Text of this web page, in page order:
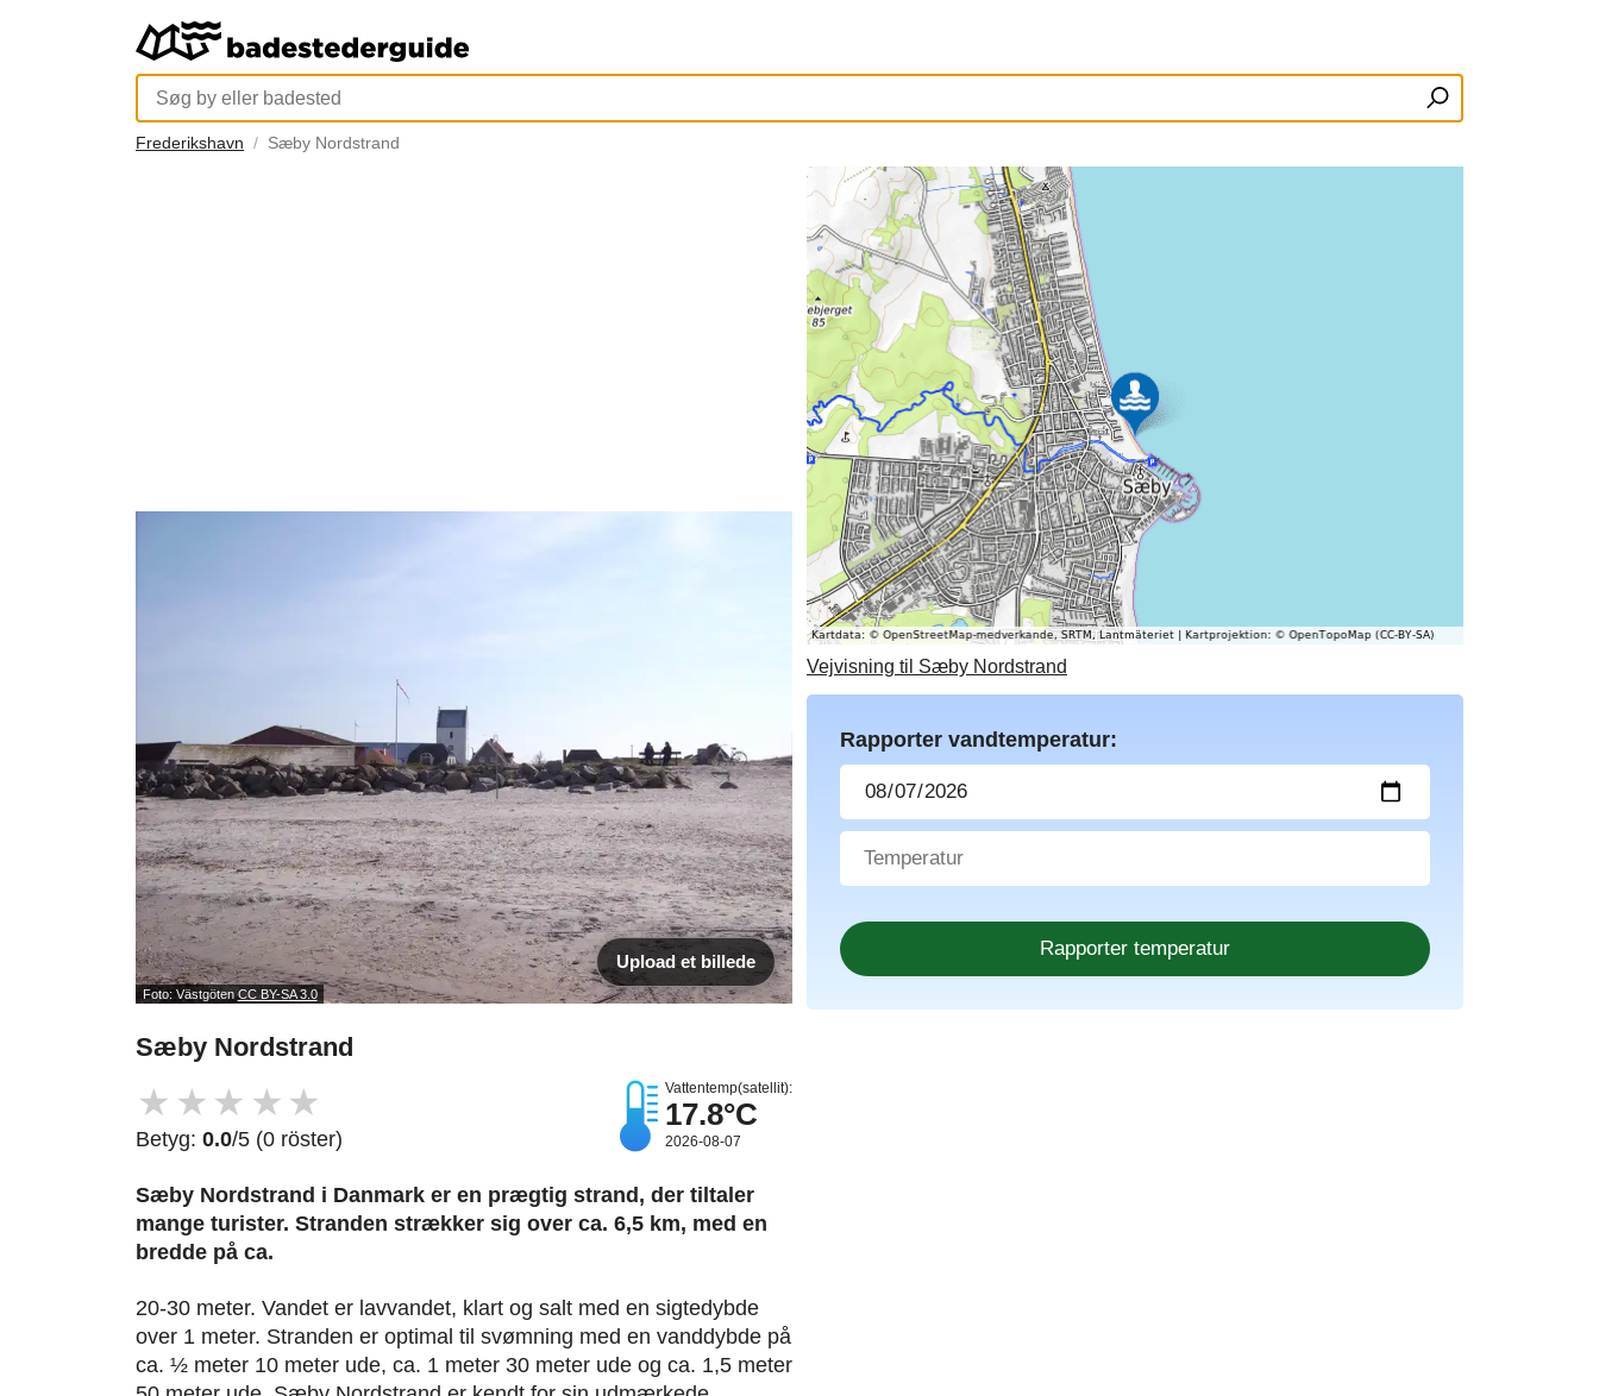
Frederikshavn Sæby Nordstrand
Foto: VästgötenCC BY-SA 3.0
Upload et billede
Sæby Nordstrand
★ ★ ★ ★ ★
Betyg: 0.0/5 (0 röster)
Vattentemp(satellit):
17.8°C
2026-08-07
Sæby Nordstrand i Danmark er en prægtig strand, der tiltaler
mange turister. Stranden strækker sig over ca. 6,5 km, med en
bredde på ca.
20-30 meter. Vandet er lavvandet, klart og salt med en sigtedybde
over 1 meter. Stranden er optimal til svømning med en vanddybde på
ca. ½ meter 10 meter ude, ca. 1 meter 30 meter ude og ca. 1,5 meter
Vejvisning til Sæby Nordstrand
Rapporter vandtemperatur: